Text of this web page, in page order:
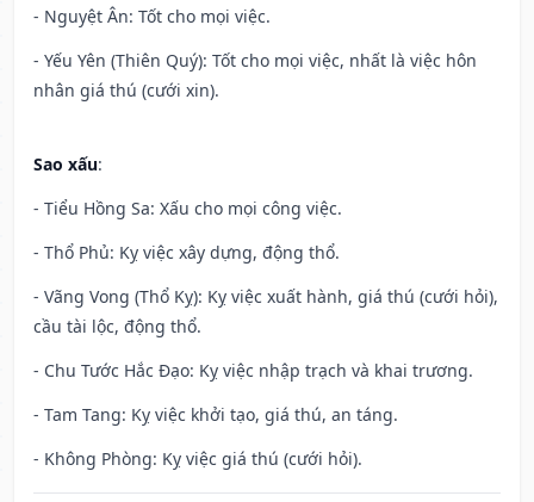
- Nguyệt Ân: Tốt cho mọi việc.
- Yếu Yên (Thiên Quý): Tốt cho mọi việc, nhất là việc hôn
nhân giá thú (cưới xin).
Sao xấu:
- Tiểu Hồng Sa: Xấu cho mọi công việc.
- Thổ Phủ: Kỵ việc xây dựng, động thổ.
- Vãng Vong (Thổ Kỵ): Kỵ việc xuất hành, giá thú (cưới hỏi),
cầu tài lộc, động thổ.
- Chu Tước Hắc Đạo: Kỵ việc nhập trạch và khai trương.
- Tam Tang: Kỵ việc khởi tạo, giá thú, an táng.
- Không Phòng: Kỵ việc giá thú (cưới hỏi).